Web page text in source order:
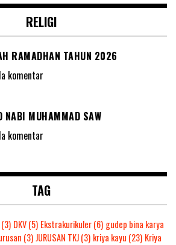
RELIGI
RAMADHAN TAHUN 2026
komentar
NABI MUHAMMAD SAW
komentar
TAG
(3) DKV(5) Ekstrakurikuler(6) gudep bina karya
(3)JURUSAN TKJ(3) kriya kayu (23) Kriya